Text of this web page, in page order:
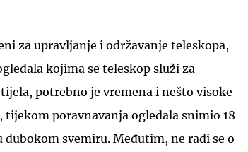
za upravljanje i održavanje teleskopa,
kojima se teleskop služi za
potrebno je vremena i nešto visoke
poravnavanja ogledala snimio 18
svemiru. Međutim, ne radi se o